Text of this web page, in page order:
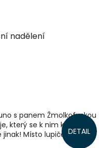
nadělení
DETAIL
s panem Žmolkofuskou
který se k nim kradl
Místo lupiče totiž